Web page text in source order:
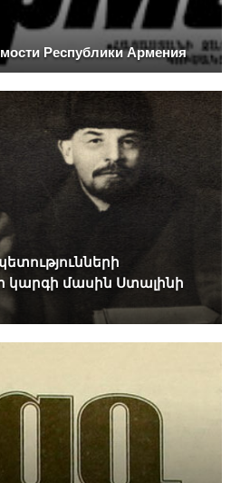
Республики Армения
կարգի մասին Ստալինի